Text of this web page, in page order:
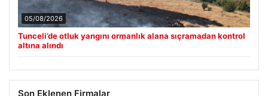
05/08/2026
Tunceli’de otluk yangını ormanlık alana sıçramadan kontrol
altına alındı
Son Eklenen Firmalar